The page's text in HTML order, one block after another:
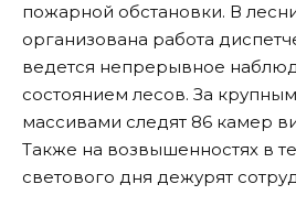
пожарной обстановки. В
организована работа
ведется непрерывное
состоянием лесов. За
массивами следят 86 камер
Также на возвышенностях в
светового дня дежурят